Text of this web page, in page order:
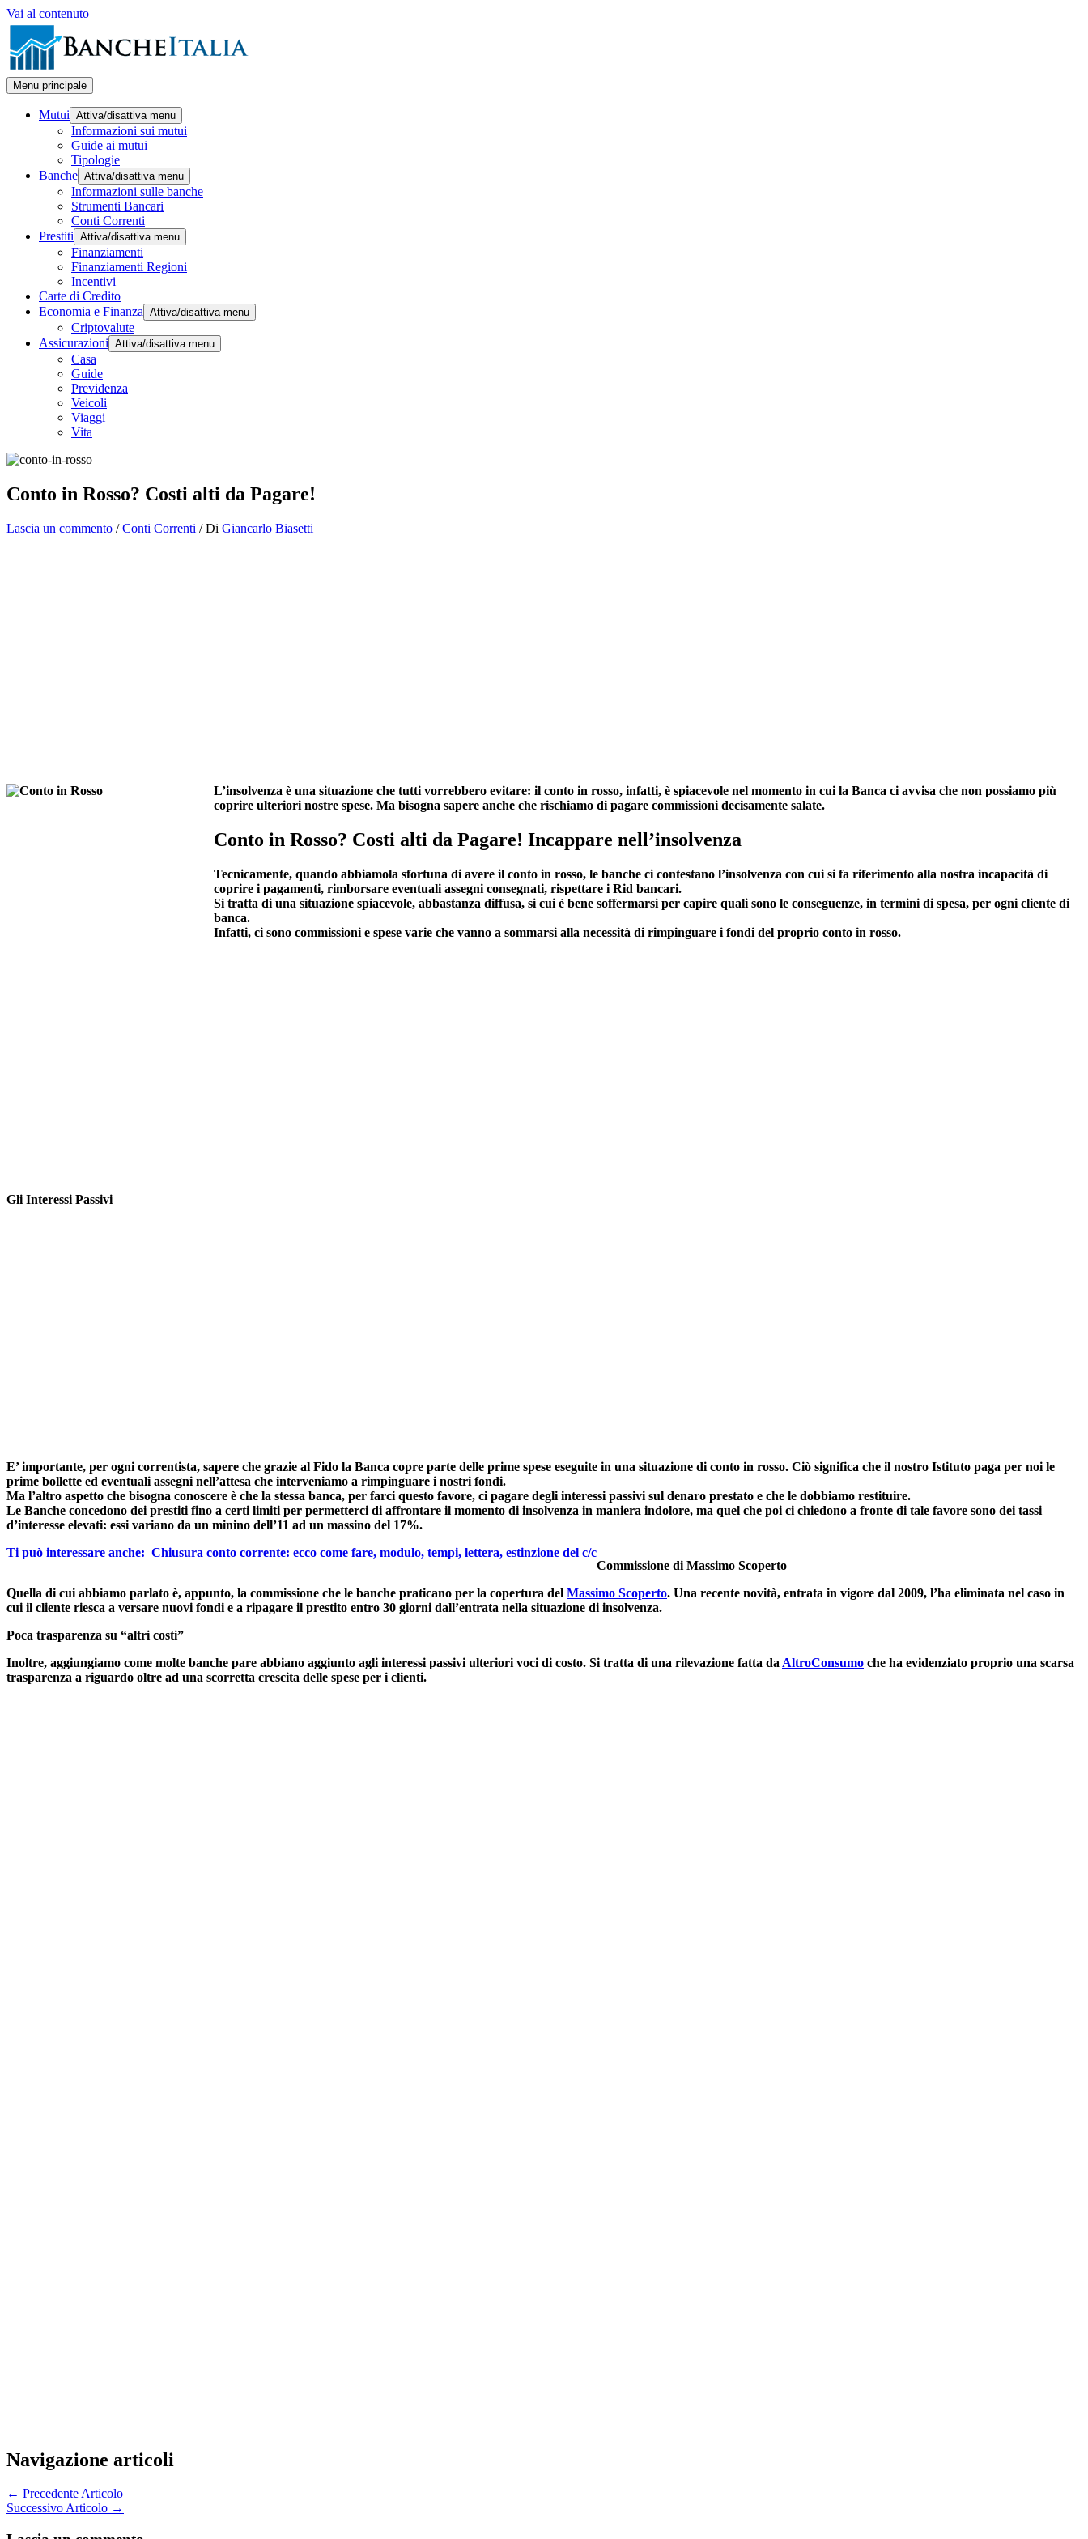
Vai al contenuto
Menu principale
Mutui Attiva/disattiva menu
Informazioni sui mutui
Guide ai mutui
Tipologie
Banche Attiva/disattiva menu
Informazioni sulle banche
Strumenti Bancari
Conti Correnti
Prestiti Attiva/disattiva menu
Finanziamenti
Finanziamenti Regioni
Incentivi
Carte di Credito
Economia e Finanza Attiva/disattiva menu
Criptovalute
Assicurazioni Attiva/disattiva menu
Casa
Guide
Previdenza
Veicoli
Viaggi
Vita
Conto in Rosso? Costi alti da Pagare!
Lascia un commento /Conti Correnti / Di Giancarlo Biasetti
L’insolvenza è una situazione che tutti vorrebbero evitare: il conto in rosso, infatti, è spiacevole nel momento in cui la Banca ci avvisa che non possiamo più
coprire ulteriori nostre spese. Ma bisogna sapere anche che rischiamo di pagare commissioni decisamente salate.
Conto in Rosso? Costi alti da Pagare! Incappare nell’insolvenza
Tecnicamente, quando abbiamola sfortuna di avere il conto in rosso, le banche ci contestano l’insolvenza con cui si fa riferimento alla nostra incapacità di
coprire i pagamenti, rimborsare eventuali assegni consegnati, rispettare i Rid bancari.
Si tratta di una situazione spiacevole, abbastanza diffusa, si cui è bene soffermarsi per capire quali sono le conseguenze, in termini di spesa, per ogni cliente di
banca.
Infatti, ci sono commissioni e spese varie che vanno a sommarsi alla necessità di rimpinguare i fondi del proprio conto in rosso.
Gli Interessi Passivi
E’ importante, per ogni correntista, sapere che grazie al Fido la Banca copre parte delle prime spese eseguite in una situazione di conto in rosso. Ciò significa che il nostro Istituto paga per noi le
prime bollette ed eventuali assegni nell’attesa che interveniamo a rimpinguare i nostri fondi.
Ma l’altro aspetto che bisogna conoscere è che la stessa banca, per farci questo favore, ci pagare degli interessi passivi sul denaro prestato e che le dobbiamo restituire.
Le Banche concedono dei prestiti fino a certi limiti per permetterci di affrontare il momento di insolvenza in maniera indolore, ma quel che poi ci chiedono a fronte di tale favore sono dei tassi
d’interesse elevati: essi variano da un minino dell’11 ad un massino del 17%.
Ti può interessare anche: Chiusura conto corrente: ecco come fare, modulo, tempi, lettera, estinzione del c/c
Commissione di Massimo Scoperto
Quella di cui abbiamo parlato è, appunto, la commissione che le banche praticano per la copertura del Massimo Scoperto. Una recente novità, entrata in vigore dal 2009, l’ha eliminata nel caso in
cui il cliente riesca a versare nuovi fondi e a ripagare il prestito entro 30 giorni dall’entrata nella situazione di insolvenza.
Poca trasparenza su “altri costi”
Inoltre, aggiungiamo come molte banche pare abbiano aggiunto agli interessi passivi ulteriori voci di costo. Si tratta di una rilevazione fatta da AltroConsumo che ha evidenziato proprio una scarsa
trasparenza a riguardo oltre ad una scorretta crescita delle spese per i clienti.
Navigazione articoli
← Precedente Articolo
Successivo Articolo →